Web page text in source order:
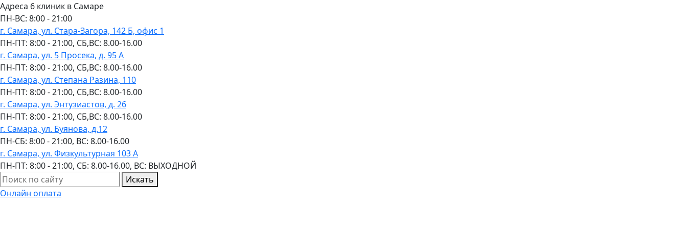
Адреса 6 клиник в Самаре
ПН-ВC: 8:00 - 21:00
г. Самара, ул. Стара-Загора, 142 Б, офис 1
ПН-ПТ: 8:00 - 21:00, СБ,ВС: 8.00-16.00
г. Самара, ул. 5 Просека, д. 95 А
ПН-ПТ: 8:00 - 21:00, СБ,ВС: 8.00-16.00
г. Самара, ул. Степана Разина, 110
ПН-ПТ: 8:00 - 21:00, СБ,ВС: 8.00-16.00
г. Самара, ул. Энтузиастов, д. 26
ПН-ПТ: 8:00 - 21:00, СБ,ВС: 8.00-16.00
г. Самара, ул. Буянова, д.12
ПН-СБ: 8:00 - 21:00, ВС: 8.00-16.00
г. Самара, ул. Физкультурная 103 А
ПН-ПТ: 8:00 - 21:00, СБ: 8.00-16.00, ВС: ВЫХОДНОЙ
Искать
Онлайн оплата